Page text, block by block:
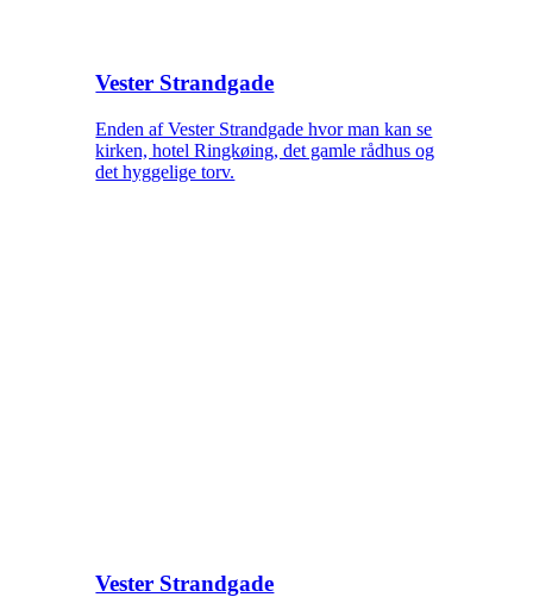
Vester Strandgade
Enden af Vester Strandgade hvor man kan se
kirken, hotel Ringkøing, det gamle rådhus og
det hyggelige torv.
Vester Strandgade